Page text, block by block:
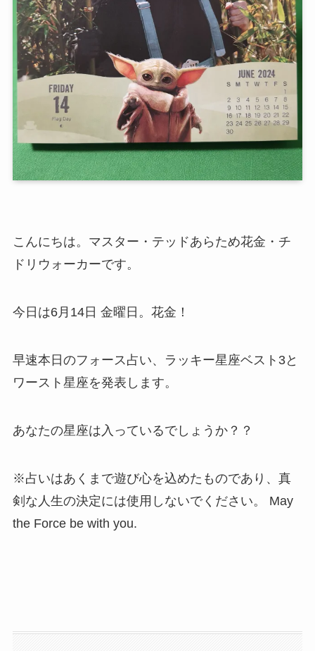
こんにちは。マスター・テッドあらため花金・チ
ドリウォーカーです。
今日は6月14日 金曜日。花金！
早速本日のフォース占い、ラッキー星座ベスト3と
ワースト星座を発表します。
あなたの星座は入っているでしょうか？？
※占いはあくまで遊び心を込めたものであり、真
剣な人生の決定には使用しないでください。 May
the Force be with you.